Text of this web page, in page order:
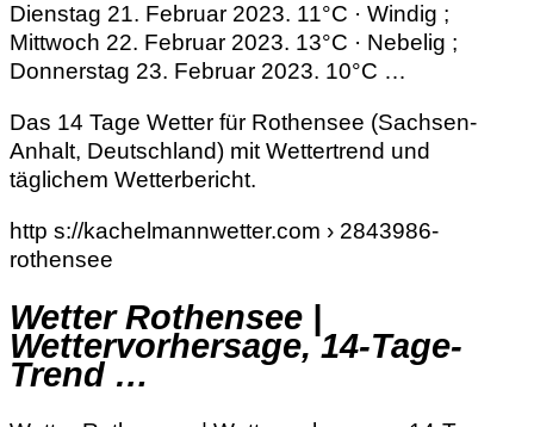
Dienstag 21. Februar 2023. 11°C · Windig ;
Mittwoch 22. Februar 2023. 13°C · Nebelig ;
Donnerstag 23. Februar 2023. 10°C …
Das 14 Tage Wetter für Rothensee (Sachsen-
Anhalt, Deutschland) mit Wettertrend und
täglichem Wetterbericht.
http s://kachelmannwetter.com › 2843986-
rothensee
Wetter Rothensee |
Wettervorhersage, 14-Tage-
Trend …